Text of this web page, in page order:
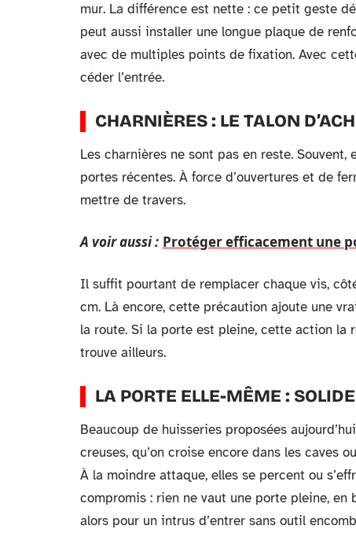
mur. La différence est nette : ce petit geste
peut aussi installer une longue plaque de
avec de multiples points de fixation. Avec
céder l’entrée.
CHARNIÈRES : LE TALON
Les charnières ne sont pas en reste.
portes récentes. À force d’ouvertures et de
mettre de travers.
A voir aussi : Protéger efficacement une
Il suffit pourtant de remplacer chaque vis,
cm. Là encore, cette précaution ajoute une
la route. Si la porte est pleine, cette action la
trouve ailleurs.
LA PORTE ELLE-MÊME :
Beaucoup de huisseries proposées
creuses, qu’on croise encore dans les caves
À la moindre attaque, elles se percent ou
compromis : rien ne vaut une porte pleine,
alors pour un intrus d’entrer sans outil